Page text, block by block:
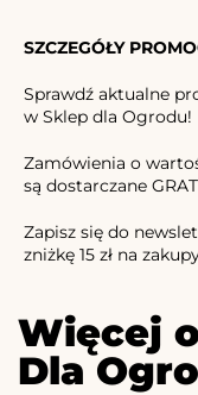
SZCZEGÓŁY
Sprawdź aktualne
w Sklep dla Ogrodu!
Zamówienia o
są dostarczane
Zapisz się do
zniżkę 15 zł na
Więcej
Dla